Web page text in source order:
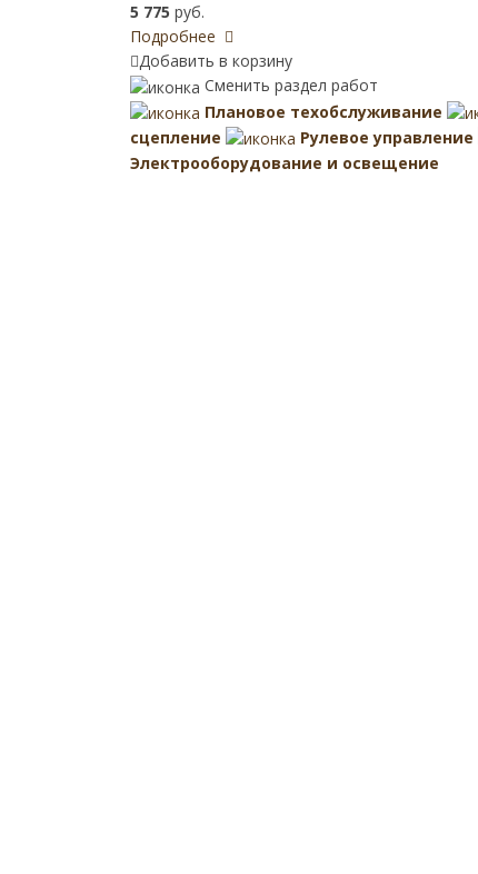
5 775 руб.
Подробнее
Добавить в корзину
Сменить раздел работ
Плановое техобслуживание
сцепление
Рулевое управление
Электрооборудование и освещение